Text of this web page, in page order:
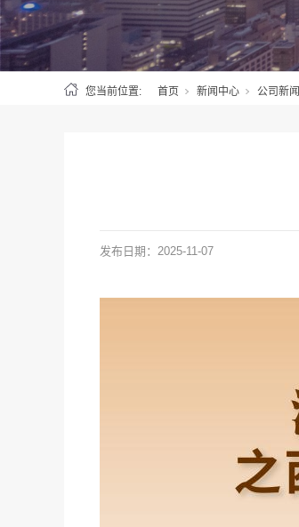
您当前位置: 首页 新闻中心 公司新闻
发布日期： 2025-11-07